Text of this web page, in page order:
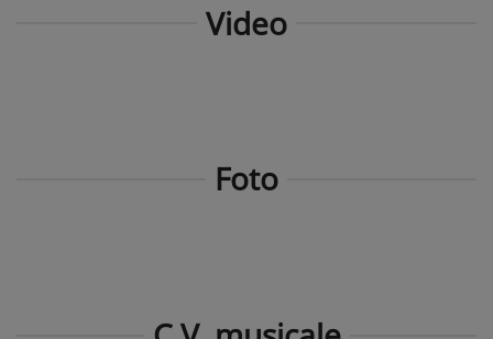
Video
Foto